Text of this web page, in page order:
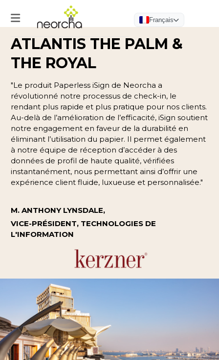
Français
ATLANTIS THE PALM &
THE ROYAL
"Le produit Paperless iSign de Neorcha a
révolutionné notre processus de check-in, le
rendant plus rapide et plus pratique pour nos clients.
Au-delà de l’amélioration de l’efficacité, iSign soutient
notre engagement en faveur de la durabilité en
éliminant l’utilisation du papier. Il permet également
à notre équipe de réception d’accéder à des
données de profil de haute qualité, vérifiées
instantanément, nous permettant ainsi d’offrir une
expérience client fluide, luxueuse et personnalisée."
M. ANTHONY LYNSDALE,
VICE-PRÉSIDENT, TECHNOLOGIES DE
L'INFORMATION
Accueil
Produits
Hotel
App
eGuest
eRequest
Signage
Etudes
de
cas